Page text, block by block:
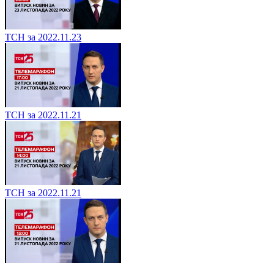
ТСН за 2022.11.23
ТСН за 2022.11.21
ТСН за 2022.11.21